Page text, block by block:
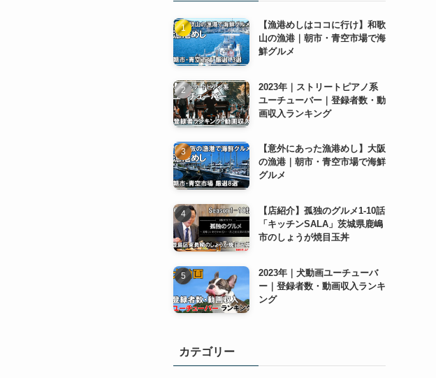
【漁港めしはココに行け】和歌
山の漁港｜朝市・青空市場で海
鮮グルメ
2023年｜ストリートピアノ系
ユーチューバー｜登録者数・動
画収入ランキング
【意外にあった漁港めし】大阪
の漁港｜朝市・青空市場で海鮮
グルメ
【店紹介】孤独のグルメ1-10話
「キッチンSALA」茨城県鹿嶋
市のしょうが焼目玉丼
2023年｜犬動画ユーチューバ
ー｜登録者数・動画収入ランキ
ング
カテゴリー